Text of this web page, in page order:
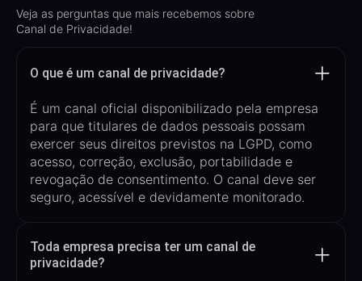
Veja as perguntas que mais recebemos sobre
Canal de Privacidade!
O que é um canal de privacidade?
É um canal oficial disponibilizado pela empresa
para que titulares de dados pessoais possam
exercer seus direitos previstos na LGPD, como
acesso, correção, exclusão, portabilidade e
revogação de consentimento. O canal deve ser
seguro, acessível e devidamente monitorado.
Toda empresa precisa ter um canal de
privacidade?